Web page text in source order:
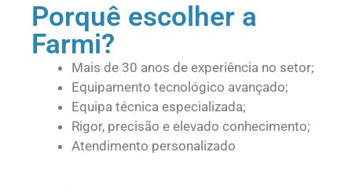
Porquê escolher a
Farmi?
Mais de 30 anos de experiência no setor;
Equipamento tecnológico avançado;
Equipa técnica especializada;
Rigor, precisão e elevado conhecimento;
Atendimento personalizado